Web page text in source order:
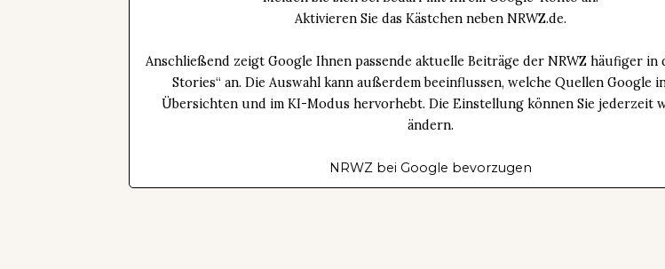
Aktivieren Sie das Kästchen neben NRWZ.de.
Anschließend zeigt Google Ihnen passende aktuelle Beiträge der NRWZ häufiger in
Stories“ an. Die Auswahl kann außerdem beeinflussen, welche Quellen Google
Übersichten und im KI-Modus hervorhebt. Die Einstellung können Sie jederzeit
ändern.
NRWZ bei Google bevorzugen